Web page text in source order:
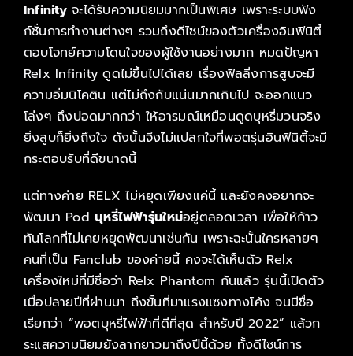
Infinityจะได้รับความนิยมมากเป็นพิเศษ เพราะระบบฟัง
ก์ชั่นการทำงานต่างๆ รวมถึงดีไซน์ของตัวเครื่องอินฟินิตี้
ตอบโจทย์ความโดนใจของผู้ใช้งานอย่างมาก หมดปัญหา
Relx Infinity ดูดไม่ขึ้นไปได้เลย เรื่องฟิลลิ่งการสูบจะมี
ความอิ่มนิโคติน แต่ไม่ถึงกับแน่นมากเกินไป จะออกแนว
โล่งๆ ถึงปอดมากกว่า ให้อารมณ์เหมือนดูดบุหรี่มวนจริง
ยิ่งสูบก็ยิ่งถึงใจ ดังนั้นจึงไม่แปลกใจที่พอตรุ่นอินฟินิตี้จะมี
กระตอบรับที่ดีขนาดนี้
แต่ทางค่าย RELX ไม่หยุดเพียงแค่นี้ และยังคงอยากจะ
พัฒนา Podบุหรี่ไฟฟ้ารุ่นใหม่อยู่ตลอดเวลา เพื่อให้ก้าว
ทันโลกที่ไม่เคยหยุดพัฒนาเช่นกัน เพราะฉะนั้นใครหลายๆ
คนที่เป็น Fanclub ของค่ายนี้ คงจะได้เห็นตัว Relx
เครื่องใหม่ที่มีชื่อว่า Relx Phantom กันแล้ว รุ่นนี้เปิดตัว
เมื่อปลายปีที่ผ่านมา ถึงขั้นที่มาแรงแซงทางโค้ง จนมีชื่อ
เรียกว่า “พอตบุหรี่ไฟฟ้าที่ดีที่สุด สำหรับปี 2022” แล้วก
ระแสความนิยมยังลากยาวมาถึงปีนี้ด้วย ทั้งดีไซน์การ